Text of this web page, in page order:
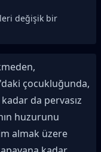
değişik bir
çocukluğunda,
da pervasız
huzurunu
almak üzere